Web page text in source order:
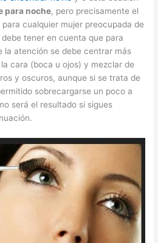
para noche, pero precisamente el
cualquier mujer preocupada de
tener en cuenta que para
la atención se debe centrar más
cara (boca u ojos) y mezclar de
y oscuros, aunque si se trata de
sobrecargarse un poco a
será el resultado si sigues